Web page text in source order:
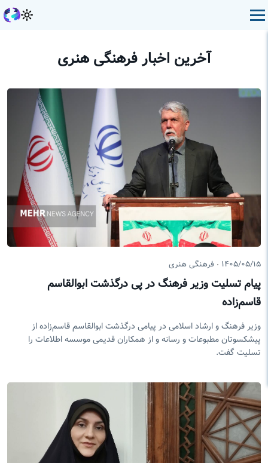
آخرین اخبار فرهنگی هنری
۱۴۰۵/۰۵/۱۵ فرهنگی هنری
پیام تسلیت وزیر فرهنگ در پی درگذشت ابوالقاسم
قاسم‌زاده
وزیر فرهنگ و ارشاد اسلامی در پیامی درگذشت ابوالقاسم قاسم‌زاده از
پیشکسوتان مطبوعات و رسانه و از همکاران قدیمی موسسه اطلاعات را
تسلیت گفت.